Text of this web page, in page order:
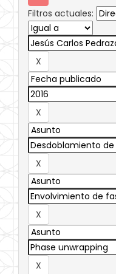
Filtros actuales: